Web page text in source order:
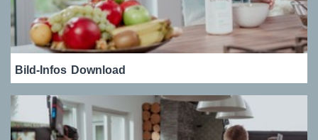
Bild-Infos Download